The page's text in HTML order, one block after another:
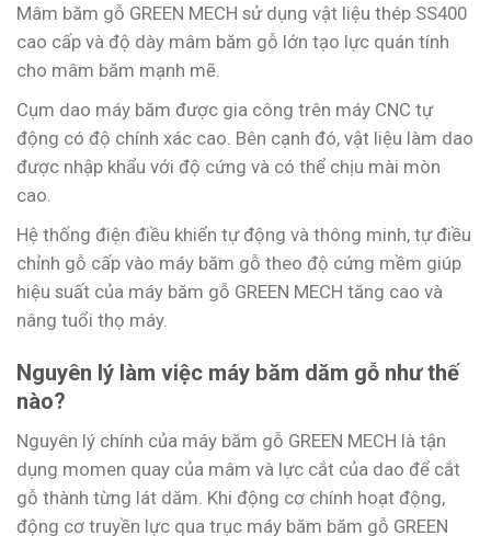
Mâm băm gỗ GREEN MECH sử dụng vật liệu thép SS400
cao cấp và độ dày mâm băm gỗ lớn tạo lực quán tính
cho mâm băm mạnh mẽ.
Cụm dao máy băm được gia công trên máy CNC tự
động có độ chính xác cao. Bên cạnh đó, vật liệu làm dao
được nhập khẩu với độ cứng và có thể chịu mài mòn
cao.
Hệ thống điện điều khiển tự động và thông minh, tự điều
chỉnh gỗ cấp vào máy băm gỗ theo độ cứng mềm giúp
hiệu suất của máy băm gỗ GREEN MECH tăng cao và
nâng tuổi thọ máy.
Nguyên lý làm việc máy băm dăm gỗ như thế
nào?
Nguyên lý chính của máy băm gỗ GREEN MECH là tận
dụng momen quay của mâm và lực cắt của dao để cắt
gỗ thành từng lát dăm. Khi động cơ chính hoạt động,
động cơ truyền lực qua trục máy băm băm gỗ GREEN